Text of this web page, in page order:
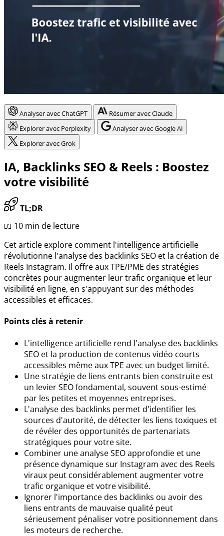
Analyser avec ChatGPT
Résumer avec Claude
Explorer avec Perplexity
Analyser avec Google AI
Explorer avec Grok
IA, Backlinks SEO & Reels : Boostez
votre visibilité
TL;DR
📖 10 min de lecture
Cet article explore comment l'intelligence artificielle
révolutionne l'analyse des backlinks SEO et la création de
Reels Instagram. Il offre aux TPE/PME des stratégies
concrètes pour augmenter leur trafic organique et leur
visibilité en ligne, en s'appuyant sur des méthodes
accessibles et efficaces.
Points clés à retenir
L'intelligence artificielle rend l'analyse des backlinks
SEO et la production de contenus vidéo courts
accessibles même aux TPE avec un budget limité.
Une stratégie de liens entrants bien construite est
un levier SEO fondamental, souvent sous-estimé
par les petites et moyennes entreprises.
L'analyse des backlinks permet d'identifier les
sources d'autorité, de détecter les liens toxiques et
de révéler des opportunités de partenariats
stratégiques pour votre site.
Combiner une analyse SEO approfondie et une
présence dynamique sur Instagram avec des Reels
viraux peut considérablement augmenter votre
trafic organique et votre visibilité.
Ignorer l'importance des backlinks ou avoir des
liens entrants de mauvaise qualité peut
sérieusement pénaliser votre positionnement dans
les moteurs de recherche.